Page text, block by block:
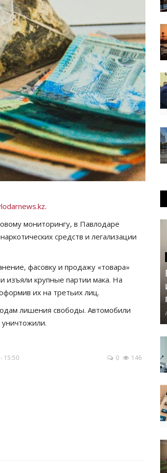
.
мониторингу, в Павлодаре
средств и легализации
фасовку и продажу «товара»
изъяли крупные партии мака. На
их на третьих лиц.
лишения свободы. Автомобили
15:50 0 146